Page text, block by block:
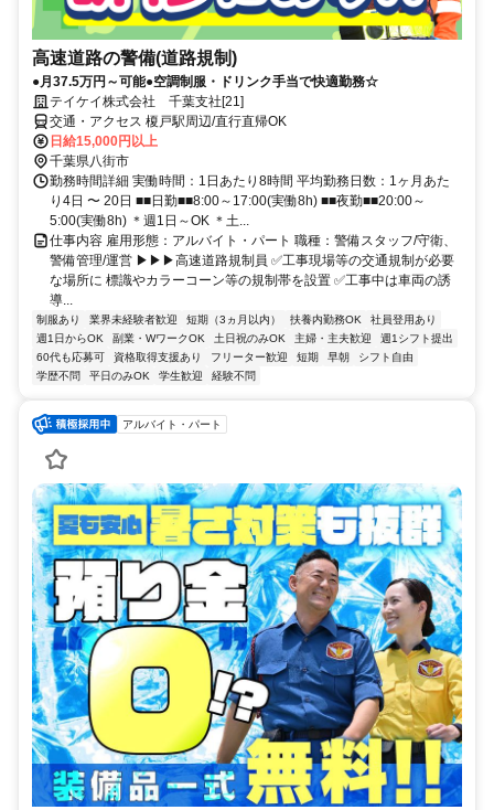
高速道路の警備(道路規制)
●月37.5万円～可能●空調制服・ドリンク手当で快適勤務☆
テイケイ株式会社 千葉支社[21]
交通・アクセス 榎戸駅周辺/直行直帰OK
日給15,000円以上
千葉県八街市
勤務時間詳細 実働時間：1日あたり8時間 平均勤務日数：1ヶ月あた
り4日 〜 20日 ■■日勤■■8:00～17:00(実働8h) ■■夜勤■■20:00～
5:00(実働8h) ＊週1日～OK ＊土...
仕事内容 雇用形態：アルバイト・パート 職種：警備スタッフ/守衛、
警備管理/運営 ▶▶▶高速道路規制員 ✅工事現場等の交通規制が必要
な場所に 標識やカラーコーン等の規制帯を設置 ✅工事中は車両の誘
導...
制服あり 業界未経験者歓迎 短期（3ヵ月以内） 扶養内勤務OK
社員登用あり
週1日からOK
副業・WワークOK 土日祝のみOK 主婦・主夫歓迎
週1シフト提出
60代も応募可
資格取得支援あり フリーター歓迎 短期 早朝
シフト自由
学歴不問
平日のみOK 学生歓迎 経験不問
アルバイト・パート